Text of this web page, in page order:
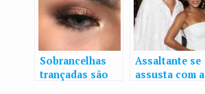
Sobrancelhas
trançadas são
Assaltante se
assusta com a